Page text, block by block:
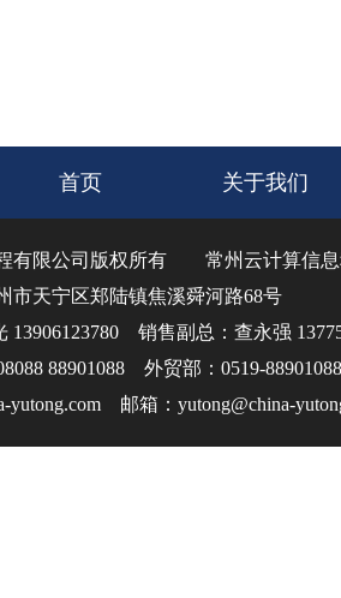
首页 关于我们
有限公司版权所有 常州云计算信
市天宁区郑陆镇焦溪舜河路68号
13906123780 销售副总：查永强
88901088 外贸部：0519-
yutong.com 邮箱：yutong@china-